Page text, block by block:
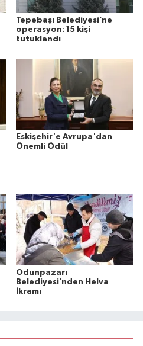
Tepebaşı Belediyesi’ne
operasyon: 15 kişi
tutuklandı
Eskişehir'e Avrupa'dan
Önemli Ödül
Odunpazarı
Belediyesi’nden Helva
İkramı